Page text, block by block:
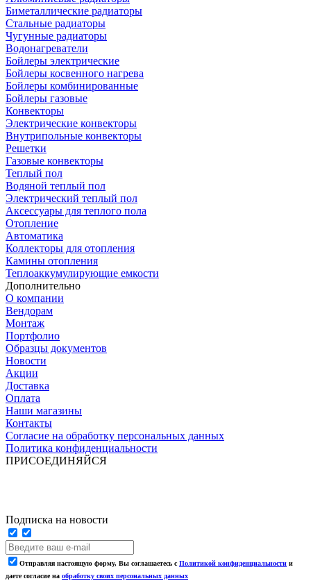
Биметаллические радиаторы
Стальные радиаторы
Чугунные радиаторы
Водонагреватели
Бойлеры электрические
Бойлеры косвенного нагрева
Бойлеры комбинированные
Бойлеры газовые
Конвекторы
Электрические конвекторы
Внутрипольные конвекторы
Решетки
Газовые конвекторы
Теплый пол
Водяной теплый пол
Электрический теплый пол
Аксессуары для теплого пола
Отопление
Автоматика
Коллекторы для отопления
Камины отопления
Теплоаккумулирующие емкости
Дополнительно
О компании
Вендорам
Монтаж
Портфолио
Образцы документов
Новости
Акции
Доставка
Оплата
Наши магазины
Контакты
Согласие на обработку персональных данных
Политика конфиденциальности
ПРИСОЕДИНЯЙСЯ
Подписка на новости
Отправляя настоящую форму, Вы соглашаетесь с Политикой конфиденциальности и
даете согласие на обработку своих персональных данных